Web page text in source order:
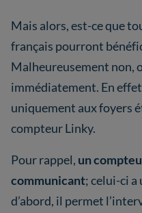
Mais alors, est-ce que
français pourront
Malheureusement non,
immédiatement. En
uniquement aux foyers
compteur Linky.
Pour rappel, un
communicant; celui-ci
d’abord, il permet